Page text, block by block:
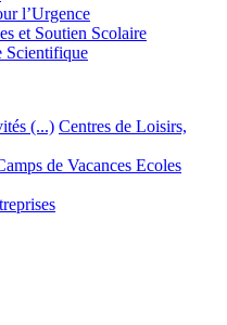
l’Urgence
et Soutien Scolaire
Scientifique
(...) Centres de Loisirs,
de Vacances Ecoles